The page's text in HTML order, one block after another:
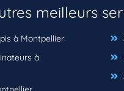
meilleurs
à Montpellier
à